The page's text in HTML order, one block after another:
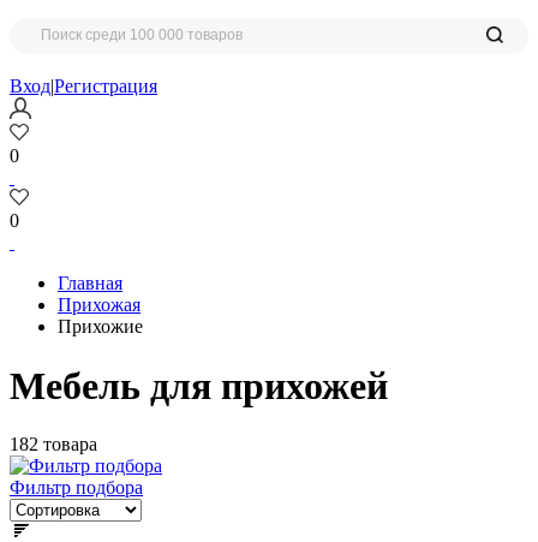
Вход|Регистрация
0
0
Главная
Прихожая
Прихожие
Мебель для прихожей
182 товара
Фильтр подбора